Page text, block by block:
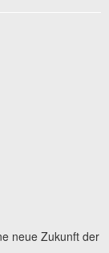
neue Zukunft der